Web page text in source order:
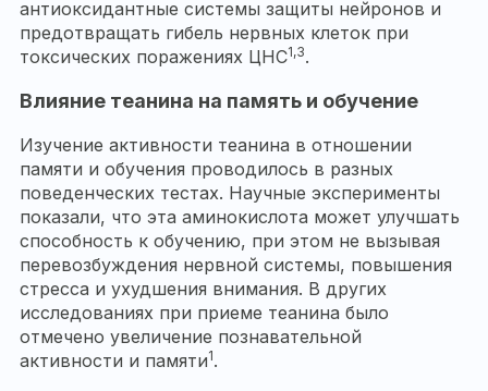
антиоксидантные системы защиты нейронов и
предотвращать гибель нервных клеток при
токсических поражениях ЦНС1,3.
Влияние теанина на память и обучение
Изучение активности теанина в отношении
памяти и обучения проводилось в разных
поведенческих тестах. Научные эксперименты
показали, что эта аминокислота может улучшать
способность к обучению, при этом не вызывая
перевозбуждения нервной системы, повышения
стресса и ухудшения внимания. В других
исследованиях при приеме теанина было
отмечено увеличение познавательной
активности и памяти1.